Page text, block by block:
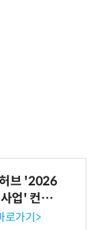
브 '2026
업' 컨소
로가기>